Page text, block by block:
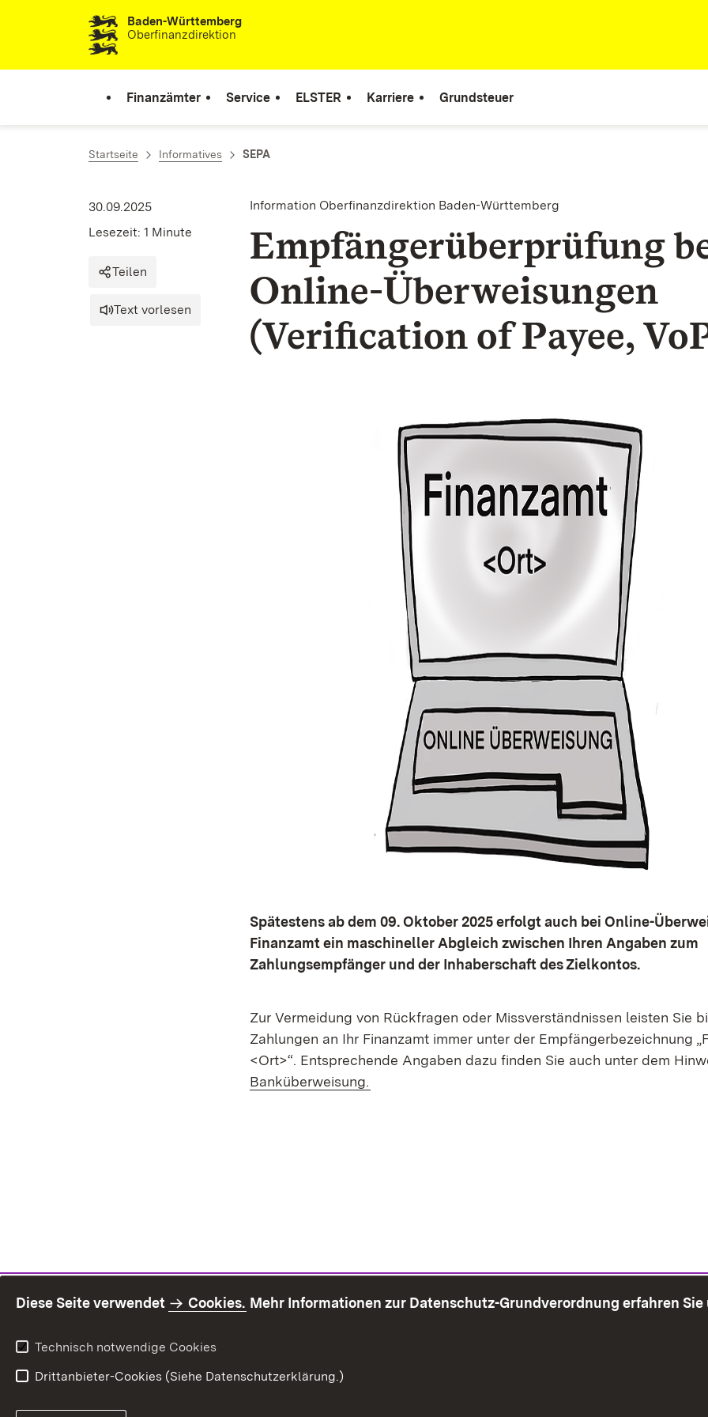
Zum Inhalt springenBaden-Württemberg
Oberfinanzdirektion
Finanzämter Service ELSTER Karriere Grundsteuer
Startseite Informatives SEPA
Information Oberfinanzdirektion Baden-Württemberg
Empfängerüberprüfung
Online-Überweisungen
(Verification of Payee,
30.09.2025
Lesezeit: 1 Minute
Teilen
Text vorlesen
Spätestens ab dem 09. Oktober 2025 erfolgt auch bei Online-
Finanzamt ein maschineller Abgleich zwischen Ihren Angaben zum
Zahlungsempfänger und der Inhaberschaft des Zielkontos.
Zur Vermeidung von Rückfragen oder Missverständnissen leisten Sie
Zahlungen an Ihr Finanzamt immer unter der Empfängerbezeichnung
<Ort>“. Entsprechende Angaben dazu finden Sie auch unter dem
Banküberweisung.
Diese Seite verwendet Cookies. Mehr Informationen zur Datenschutz-Grundverordnung erfahren Sie
Technisch notwendige Cookies
Drittanbieter-Cookies (Siehe Datenschutzerklärung.)